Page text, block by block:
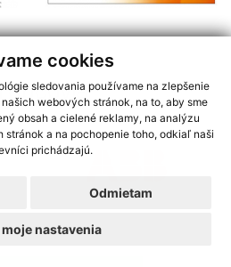
cookies
sledovania používame na zlepšenie
webových stránok, na to, aby sme
obsah a cielené reklamy, na analýzu
a na pochopenie toho, odkiaľ naši
prichádzajú.
Odmietam
nastavenia